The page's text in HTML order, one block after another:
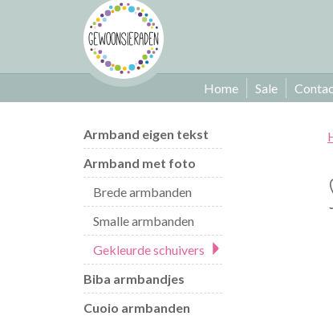
Home Sale
Armband eigen tekst
Armband met foto
Brede armbanden
Smalle armbanden
Gekleurde schuivers
Biba armbandjes
Cuoio armbanden